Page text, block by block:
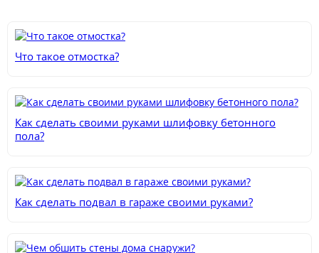
Что такое отмостка?
Как сделать своими руками шлифовку бетонного
пола?
Как сделать подвал в гараже своими руками?